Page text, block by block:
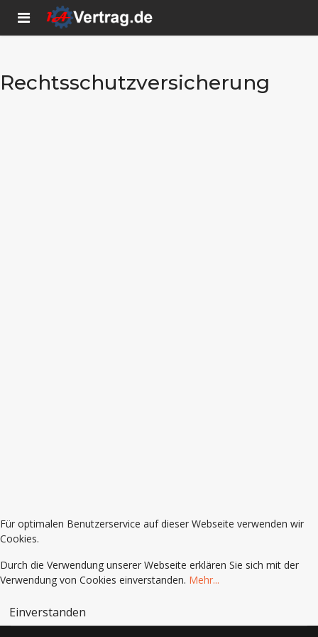
Rechtsschutzversicherung
Für optimalen Benutzerservice auf dieser Webseite verwenden wir
Cookies.
Durch die Verwendung unserer Webseite erklären Sie sich mit der
Verwendung von Cookies einverstanden. Mehr...
Einverstanden